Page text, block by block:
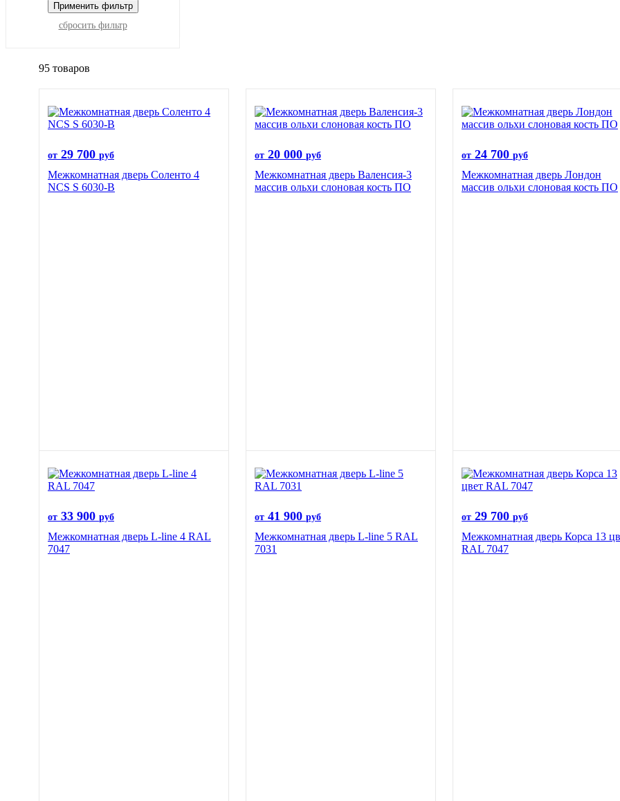
Применить фильтр
сбросить фильтр
95 товаров
от 29 700 руб
Межкомнатная дверь Соленто 4
NCS S 6030-B
от 20 000 руб
Межкомнатная дверь Валенсия-3
массив ольхи слоновая кость ПО
от 24 700 руб
Межкомнатная дверь Лондон
массив ольхи слоновая кость ПО
от 33 900 руб
Межкомнатная дверь L-line 4 RAL
7047
от 41 900 руб
Межкомнатная дверь L-line 5 RAL
7031
от 29 700 руб
Межкомнатная дверь Корса 13
RAL 7047